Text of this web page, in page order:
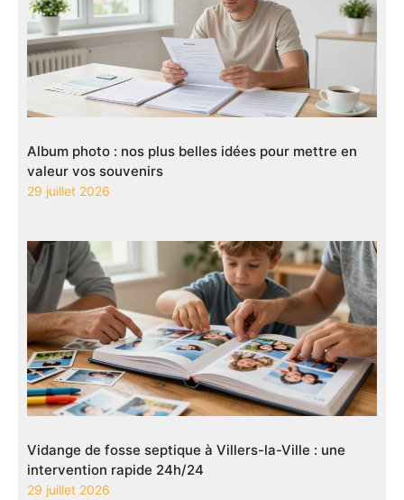
Album photo : nos plus belles idées pour mettre en
valeur vos souvenirs
29 juillet 2026
Vidange de fosse septique à Villers-la-Ville : une
intervention rapide 24h/24
29 juillet 2026